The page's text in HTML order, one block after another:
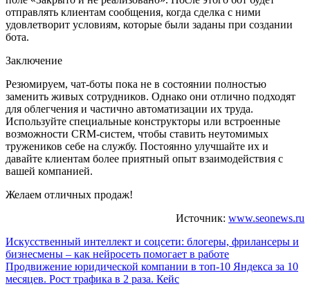
отправлять клиентам сообщения, когда сделка с ними
удовлетворит условиям, которые были заданы при создании
бота.
Заключение
Резюмируем, чат-боты пока не в состоянии полностью
заменить живых сотрудников. Однако они отлично подходят
для облегчения и частично автоматизации их труда.
Используйте специальные конструкторы или встроенные
возможности CRM-систем, чтобы ставить неутомимых
тружеников себе на службу. Постоянно улучшайте их и
давайте клиентам более приятный опыт взаимодействия с
вашей компанией.
Желаем отличных продаж!
Источник: www.seonews.ru
Навигация
по
записям
Искусственный интеллект и соцсети: блогеры, фрилансеры и
бизнесмены – как нейросеть помогает в работе
Продвижение юридической компании в топ-10 Яндекса за 10
месяцев. Рост трафика в 2 раза. Кейс